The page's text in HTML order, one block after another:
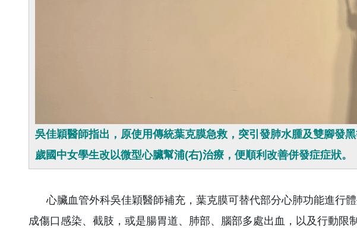
吳佳穎醫師指出，原使用傳統葉克膜急救，突引發肺水腫及雙腳發
歲國中女學生改以微型心臟幫浦(右)治療，便順利改善併發症症狀。
心臟血管外科吳佳穎醫師補充，葉克膜可替代部分心肺功能進行
成傷口感染、截肢，或是腸胃道、肺部、腦部多處出血，以及行動限